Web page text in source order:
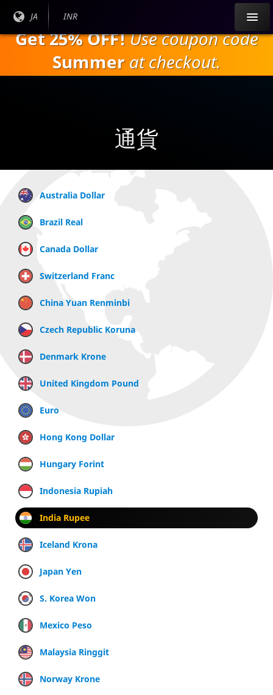
へ
キ
現在
語：
JA
現在
貨：
INR
Get 25% OFF!Use coupon code
Summer at checkout.
通貨
Australia Dollar
Brazil Real
Canada Dollar
Switzerland Franc
China Yuan Renminbi
Czech Republic Koruna
Denmark Krone
United Kingdom Pound
Euro
Hong Kong Dollar
Hungary Forint
Indonesia Rupiah
India Rupee
Iceland Krona
Japan Yen
S. Korea Won
Mexico Peso
Malaysia Ringgit
Norway Krone